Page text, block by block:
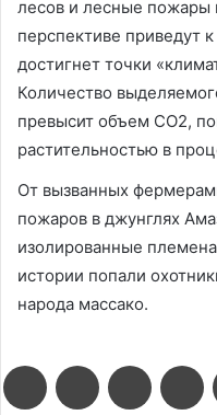
лесов и лесные пожары
перспективе приведут
достигнет точки
Количество
превысит объем CO2,
растительностью в
От вызванных
пожаров в джунглях
изолированные
истории попали
народа массако.
FacebookTwitter LinkedIn